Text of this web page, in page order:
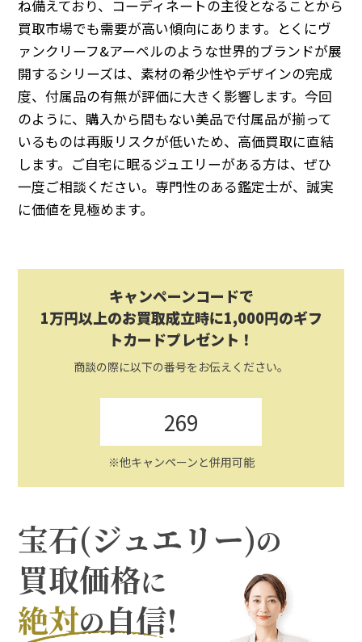
ね備えており、コーディネートの主役となることから
買取市場でも需要が高い傾向にあります。とくにヴ
ァンクリーフ&アーペルのような世界的ブランドが展
開するシリーズは、素材の希少性やデザインの完成
度、付属品の有無が評価に大きく影響します。今回
のように、購入から間もない美品で付属品が揃って
いるものは再販リスクが低いため、高価買取に直結
します。ご自宅に眠るジュエリーがある方は、ぜひ
一度ご相談ください。専門性のある鑑定士が、誠実
に価値を見極めます。
キャンペーンコードで
1万円以上のお買取成立時に1,000円のギフ
トカードプレゼント！
商談の際に以下の番号をお伝えください。
269
※他キャンペーンと併用可能
宝石(ジュエリー)の
買取価格に
絶対の自信!